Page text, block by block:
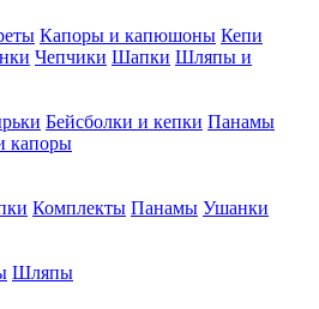
Капоры и капюшоны Кепи
Чепчики Шапки Шляпы и
Бейсболки и кепки Панамы
капоры
Комплекты Панамы Ушанки
Шляпы